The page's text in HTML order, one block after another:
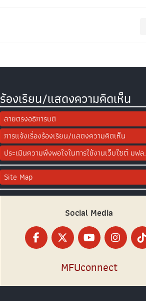
ร้องเรียน/แสดงความคิดเห็น
สายตรงอธิการบดี
การแจ้งเรื่องร้องเรียน/แสดงความคิดเห็น
ประเมินความพึงพอใจในการใช้งานเว็บไซต์ มฟล.
Site Map
Social Media
MFUconnect